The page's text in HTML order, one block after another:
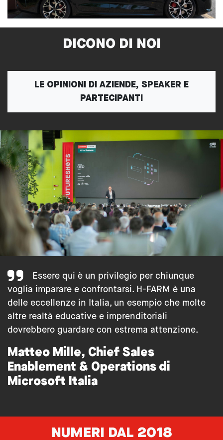
DICONO DI NOI
LE OPINIONI DI AZIENDE, SPEAKER E
PARTECIPANTI
Essere qui è un privilegio per chiunque
voglia imparare e confrontarsi. H-FARM è una
delle eccellenze in Italia, un esempio che molte
altre realtà educative e imprenditoriali
dovrebbero guardare con estrema attenzione.
Matteo Mille, Chief Sales
Enablement & Operations di
Microsoft Italia
NUMERI DAL 2018